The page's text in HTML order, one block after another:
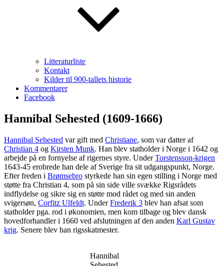
Litteraturliste
Kontakt
Kilder til 900-tallets historie
Kommentarer
Facebook
Hannibal Sehested (1609-1666)
Hannibal Sehested var gift med Christiane, som var datter af
Christian 4 og Kirsten Munk. Han blev statholder i Norge i 1642 og
arbejde på en fornyelse af rigernes styre. UnderTorstensson-krigen
1643-45 erobrede han dele af Sverige fra sit udgangspunkt, Norge.
Efter freden i Brømsebro styrkede han sin egen stilling i Norge med
støtte fra Christian 4, som på sin side ville svække Rigsrådets
indflydelse og sikre sig en støtte mod rådet og med sin anden
svigersøn, Corfitz Ulfeldt. UnderFrederik 3 blev han afsat som
statholder pga. rod i økonomien, men kom tilbage og blev dansk
hovedforhandler i 1660 ved afslutningen af den anden Karl Gustav
krig. Senere blev han rigsskatmester.
Hannibal